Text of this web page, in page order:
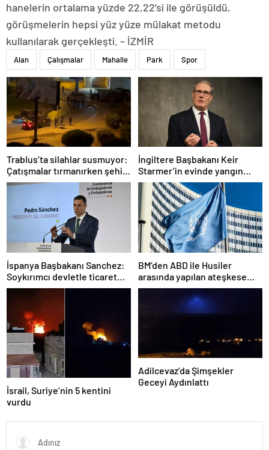
hanelerin ortalama yüzde 22,22’si ile görüşüldü,
görüşmelerin hepsi yüz yüze mülakat metodu
kullanılarak gerçekleşti. – İZMİR
Alan Çalışmalar Mahalle Park Spor
Trablus’ta silahlar susmuyor:
Çatışmalar tırmanırken şehir
alarmda
İngiltere Başbakanı Keir
Starmer’in evinde yangın
çıktı
İspanya Başbakanı Sanchez:
Soykırımcı devletle ticaret
yapmayız
BM’den ABD ile Husiler
arasında yapılan ateşkese
ilişkin değerlendirme
İsrail, Suriye’nin 5 kentini
vurdu
Adilcevaz’da Şimşekler
Geceyi Aydınlattı